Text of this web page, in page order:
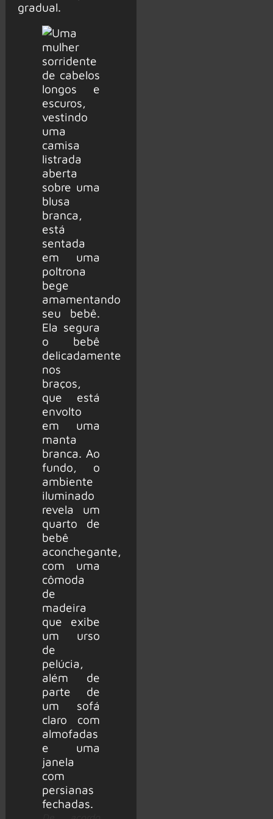
gradual.